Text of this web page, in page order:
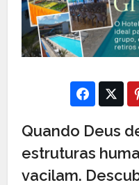
Quando Deus
estruturas
vacilam.